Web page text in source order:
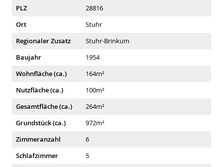
PLZ
28816
Ort
Stuhr
Regionaler Zusatz
Stuhr-Brinkum
Baujahr
1954
Wohnfläche (ca.)
164m²
Nutzfläche (ca.)
100m²
Gesamtfläche (ca.)
264m²
Grundstück (ca.)
972m²
Zimmeranzahl
6
Schlafzimmer
5